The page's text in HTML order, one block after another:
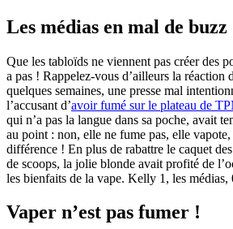
Les médias en mal de buzz
Que les tabloïds ne viennent pas créer des
a pas ! Rappelez-vous d’ailleurs la réaction
quelques semaines, une presse mal
l’accusant d’avoir fumé sur le plateau de
qui n’a pas la langue dans sa poche, avait
au point : non, elle ne fume pas, elle
différence ! En plus de rabattre le caquet
de scoops, la jolie blonde avait profité de
les bienfaits de la vape. Kelly 1, les médias,
Vaper n’est pas fumer !